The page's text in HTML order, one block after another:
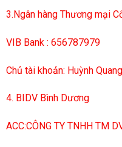
3.Ngân hàng Thương mại
VIB Bank : 656787979
Chủ tài khoản: Huỳnh
4. BIDV Bình Dương
ACC:CÔNG TY TNHH TM